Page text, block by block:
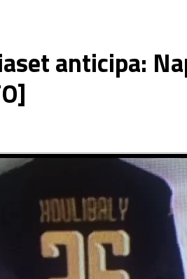
anticipa: